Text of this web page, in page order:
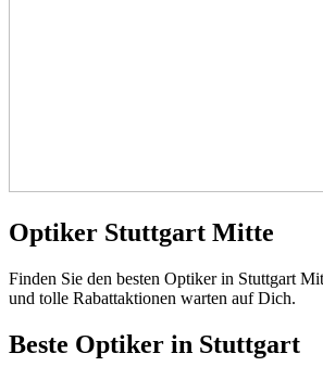
Optiker Stuttgart Mitte
Finden Sie den besten Optiker in Stuttgart
und tolle Rabattaktionen warten auf Dich.
Beste Optiker in Stuttgart